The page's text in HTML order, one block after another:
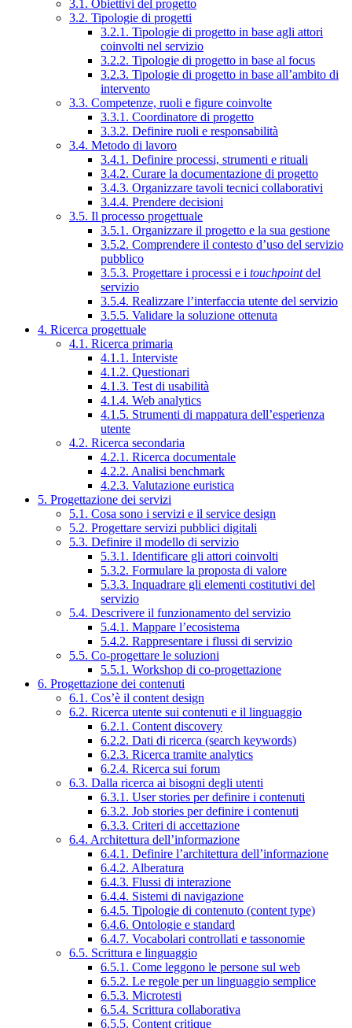
3.1. Obiettivi del progetto
3.2. Tipologie di progetti
3.2.1. Tipologie di progetto in base agli attori
coinvolti nel servizio
3.2.2. Tipologie di progetto in base al focus
3.2.3. Tipologie di progetto in base all’ambito di
intervento
3.3. Competenze, ruoli e figure coinvolte
3.3.1. Coordinatore di progetto
3.3.2. Definire ruoli e responsabilità
3.4. Metodo di lavoro
3.4.1. Definire processi, strumenti e rituali
3.4.2. Curare la documentazione di progetto
3.4.3. Organizzare tavoli tecnici collaborativi
3.4.4. Prendere decisioni
3.5. Il processo progettuale
3.5.1. Organizzare il progetto e la sua gestione
3.5.2. Comprendere il contesto d’uso del servizio
pubblico
3.5.3. Progettare i processi e i touchpointdel
servizio
3.5.4. Realizzare l’interfaccia utente del servizio
3.5.5. Validare la soluzione ottenuta
4. Ricerca progettuale
4.1. Ricerca primaria
4.1.1. Interviste
4.1.2. Questionari
4.1.3. Test di usabilità
4.1.4. Web analytics
4.1.5. Strumenti di mappatura dell’esperienza
utente
4.2. Ricerca secondaria
4.2.1. Ricerca documentale
4.2.2. Analisi benchmark
4.2.3. Valutazione euristica
5. Progettazione dei servizi
5.1. Cosa sono i servizi e il service design
5.2. Progettare servizi pubblici digitali
5.3. Definire il modello di servizio
5.3.1. Identificare gli attori coinvolti
5.3.2. Formulare la proposta di valore
5.3.3. Inquadrare gli elementi costitutivi del
servizio
5.4. Descrivere il funzionamento del servizio
5.4.1. Mappare l’ecosistema
5.4.2. Rappresentare i flussi di servizio
5.5. Co-progettare le soluzioni
5.5.1. Workshop di co-progettazione
6. Progettazione dei contenuti
6.1. Cos’è il content design
6.2. Ricerca utente sui contenuti e il linguaggio
6.2.1. Content discovery
6.2.2. Dati di ricerca (search keywords)
6.2.3. Ricerca tramite analytics
6.2.4. Ricerca sui forum
6.3. Dalla ricerca ai bisogni degli utenti
6.3.1. User stories per definire i contenuti
6.3.2. Job stories per definire i contenuti
6.3.3. Criteri di accettazione
6.4. Architettura dell’informazione
6.4.1. Definire l’architettura dell’informazione
6.4.2. Alberatura
6.4.3. Flussi di interazione
6.4.4. Sistemi di navigazione
6.4.5. Tipologie di contenuto (content type)
6.4.6. Ontologie e standard
6.4.7. Vocabolari controllati e tassonomie
6.5. Scrittura e linguaggio
6.5.1. Come leggono le persone sul web
6.5.2. Le regole per un linguaggio semplice
6.5.3. Microtesti
6.5.4. Scrittura collaborativa
6.5.5. Content critique